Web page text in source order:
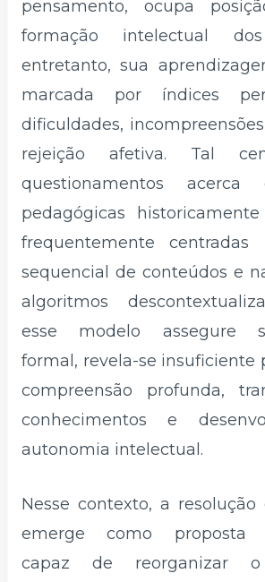
pensamento, ocupa
formação intelectual
entretanto, sua
marcada por índices
dificuldades,
rejeição afetiva. Tal
questionamentos acerca
pedagógicas historicamente
frequentemente centradas
sequencial de conteúdos e
algoritmos
esse modelo assegure
formal, revela-se insuficiente
compreensão profunda,
conhecimentos e
autonomia intelectual.
Nesse contexto, a
emerge como proposta
capaz de reorganizar